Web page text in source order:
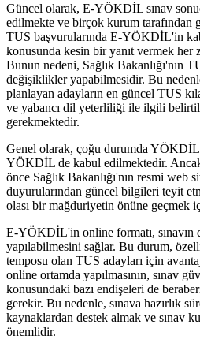
Güncel olarak, E-YÖKDİL sınav
edilmekte ve birçok kurum tarafından
TUS başvurularında E-YÖKDİL'in
konusunda kesin bir yanıt vermek her
Bunun nedeni, Sağlık Bakanlığı'nın
değişiklikler yapabilmesidir. Bu
planlayan adayların en güncel TUS
ve yabancı dil yeterliliği ile ilgili
gerekmektedir.
Genel olarak, çoğu durumda
YÖKDİL de kabul edilmektedir.
önce Sağlık Bakanlığı'nın resmi web
duyurularından güncel bilgileri teyit
olası bir mağduriyetin önüne geçmek
E-YÖKDİL'in online formatı, sınavın
yapılabilmesini sağlar. Bu durum,
temposu olan TUS adayları için
online ortamda yapılmasının, sınav
konusundaki bazı endişeleri de
gerekir. Bu nedenle, sınava hazırlık
kaynaklardan destek almak ve sınav
önemlidir.